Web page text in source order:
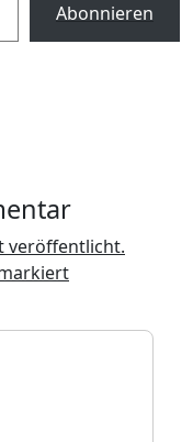
Abonnieren
veröffentlicht.